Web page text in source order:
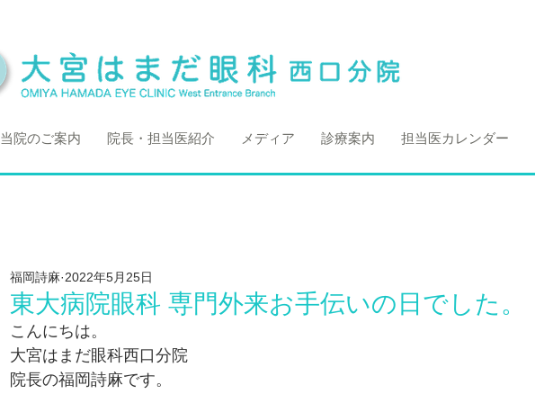
当院のご案内 院長・担当医紹介 メディア 診療案内 担当医カレンダー
東大病院眼科 専門外来お手伝いの日でした。
福岡詩麻 2022年5月25日
こんにちは。
大宮はまだ眼科西口分院
院長の福岡詩麻です。